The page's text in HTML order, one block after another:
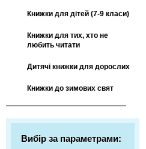
Книжки для дітей (7-9 класи)
Книжки для тих, хто не
любить читати
Дитячі книжки для дорослих
Книжки до зимових свят
Вибір за параметрами: